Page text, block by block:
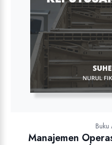
Buku
Manajemen